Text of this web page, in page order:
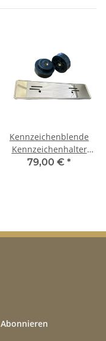
Kennzeichenblende
Kennzeichenhalter
Chrom vorne für
79,00 € *
Abonnieren